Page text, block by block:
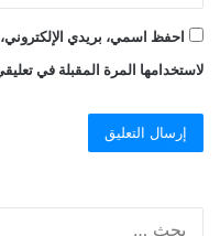
احفظ اسمي، بريدي
لاستخدامها المرة المقبلة في